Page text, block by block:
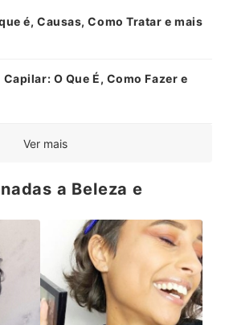
é, Causas, Como Tratar e mais
O Que É, Como Fazer e
Ver mais
a Beleza e